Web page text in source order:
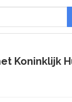
Koninklijk